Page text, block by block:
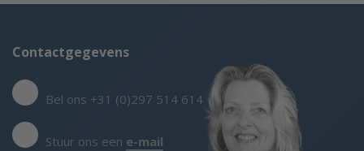
Contactgegevens
Bel ons +31 (0)297 514 614
Stuur ons een e-mail